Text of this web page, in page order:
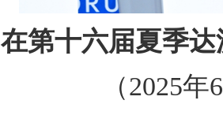
在第十六届夏季
（2025